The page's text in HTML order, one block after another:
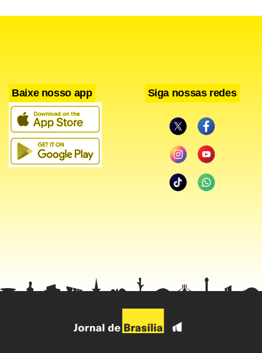
Baixe nosso app Siga nossas redes